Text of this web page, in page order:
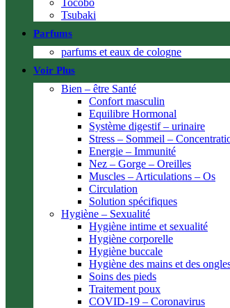
Tocobo
Tsubaki
Parfums
parfums et eaux de cologne
Voir Plus
Bien – être Santé
Confort masculin
Equilibre Hormonal
Système digestif – urinaire
Stress – Sommeil –
Energie – Immunité
Nez – Gorge – Oreilles
Muscles – Articulations – Os
Circulation
Solution spécifiques
Hygiène – Sexualité
Hygiène intime et sexualité
Hygiène corporelle
Hygiène buccale
Hygiène des mains et des
Soins des pieds
Traitement poux
COVID-19 – Coronavirus